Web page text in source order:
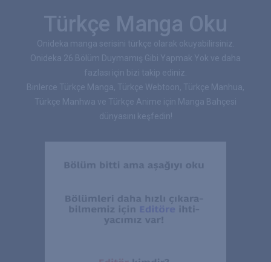
Türkçe Manga Oku
Onideka manga serisini türkçe olarak okuyabilirsiniz.
Onideka 26.Bölüm Duymamış Gibi Yapmak Yok ve daha
fazlası için bizi takip ediniz.
Binlerce Türkçe Manga, Türkçe Webtoon, Türkçe Manhua,
Türkçe Manhwa ve Türkçe Anime için Manga Bahçesi
dünyasını keşfedin!